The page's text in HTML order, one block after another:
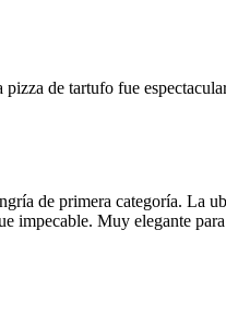
de tartufo fue
de primera categoría. La
impecable. Muy elegante